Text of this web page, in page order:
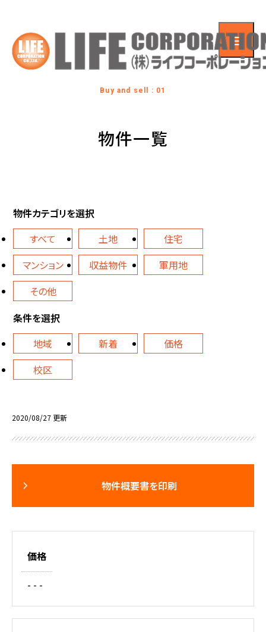
Buy and sell : 01
物件一覧
物件カテゴリを選択
すべて
土地
住宅
マンション
収益物件
軍用地
その他
条件を選択
地域
新着
価格
校区
2020/08/27 更新
物件概要書を印刷
価格
- - -